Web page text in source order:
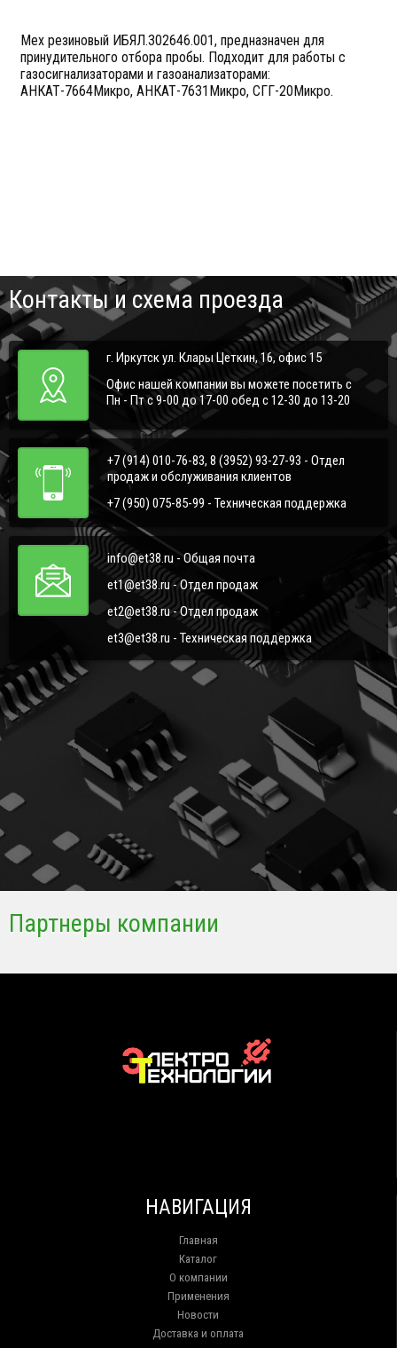
Мех резиновый ИБЯЛ.302646.001, предназначен для
принудительного отбора пробы. Подходит для работы с
газосигнализаторами и газоанализаторами:
АНКАТ-7664Микро, АНКАТ-7631Микро, СГГ-20Микро.
Контакты и схема проезда
г. Иркутск ул. Клары Цеткин, 16, офис 15
Офис нашей компании вы можете посетить с
Пн - Пт с 9-00 до 17-00 обед с 12-30 до 13-20
+7 (914) 010-76-83, 8 (3952) 93-27-93 - Отдел
продаж и обслуживания клиентов
+7 (950) 075-85-99 - Техническая поддержка
info@et38.ru - Общая почта
et1@et38.ru - Отдел продаж
et2@et38.ru - Отдел продаж
et3@et38.ru - Техническая поддержка
Партнеры компании
НАВИГАЦИЯ
Главная
Каталог
О компании
Применения
Новости
Доставка и оплата